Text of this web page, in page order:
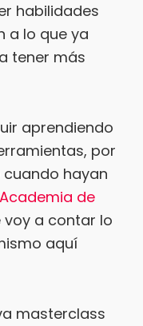
habilidades
a lo que ya
tener más
aprendiendo
por
hayan
Academia de
a contar lo
aquí
masterclass